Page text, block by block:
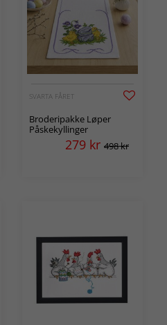
SVARTA FÅRET
Broderipakke Løper
Påskekyllinger
279 kr 498 kr